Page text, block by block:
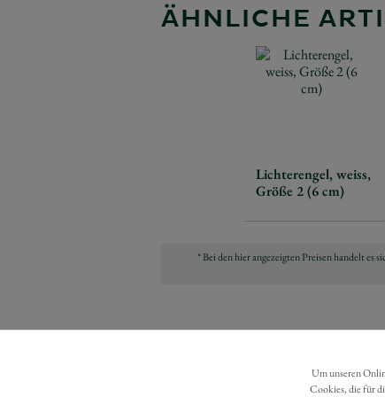
ÄHNLICHE
Lichterengel, weiss,
Größe 2 (6 cm)
* Bei den hier angezeigten Preisen handelt
Um unseren
Cookies, die für